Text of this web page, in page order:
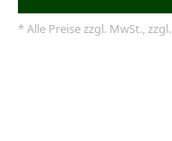
* Alle Preise zzgl. MwSt., zzgl.